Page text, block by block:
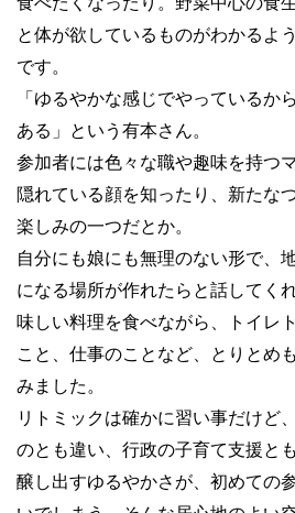
と体が欲しているものがわかるよ
です。
「ゆるやかな感じでやっているか
ある」という有本さん。
参加者には色々な職や趣味を持つ
隠れている顔を知ったり、新たな
楽しみの一つだとか。
自分にも娘にも無理のない形で、
になる場所が作れたらと話してく
味しい料理を食べながら、トイレ
こと、仕事のことなど、とりとめ
みました。
リトミックは確かに習い事だけど
のとも違い、行政の子育て支援と
醸し出すゆるやかさが、初めての